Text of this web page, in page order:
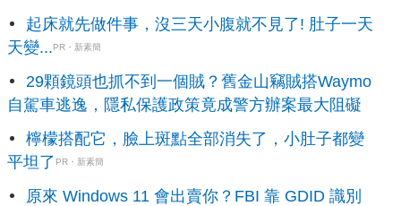
起床就先做件事，沒三天小腹就不見了! 肚子一天
天變...PR・新素簡
29顆鏡頭也抓不到一個賊？舊金山竊賊搭Waymo
自駕車逃逸，隱私保護政策竟成警方辦案最大阻礙
檸檬搭配它，臉上斑點全部消失了，小肚子都變
平坦了 PR・新素簡
原來 Windows 11 會出賣你？FBI 靠 GDID 識別